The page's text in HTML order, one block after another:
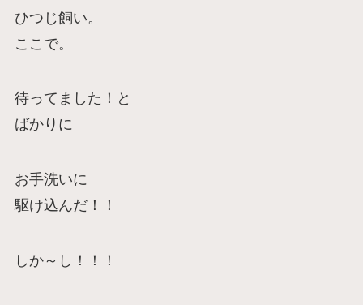
ひつじ飼い。
ここで。
待ってました！と
ばかりに
お手洗いに
駆け込んだ！！
しか～し！！！